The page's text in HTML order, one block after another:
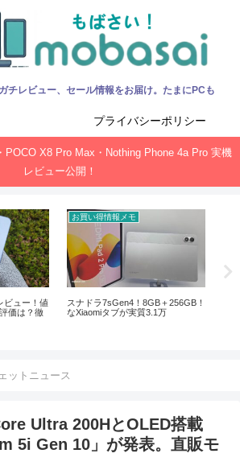
チレビュー、セール情報をお届け。たまにPCも
プライバシーポリシー
POCO X8 Pro Max・Nothing Phone 4a Pro 実機
レビュー公開！
ビュー！値
価は？徹
お買い得情報メモ
スナドラ7sGen4！8GB＋256GB！
なXiaomiタブが実質3.1万
ットニュース
Ultra 200HとOLED搭載
5i Gen 10」が発表。直販モ